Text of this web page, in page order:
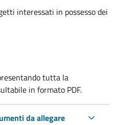
interessati in possesso dei
tutta la
in formato PDF.
da allegare